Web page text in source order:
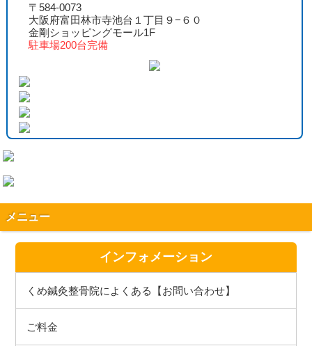
〒584-0073
大阪府富田林市寺池台１丁目９−６０
金剛ショッピングモール1F
駐車場200台完備
メニュー
インフォメーション
くめ鍼灸整骨院によくある【お問い合わせ】
ご料金